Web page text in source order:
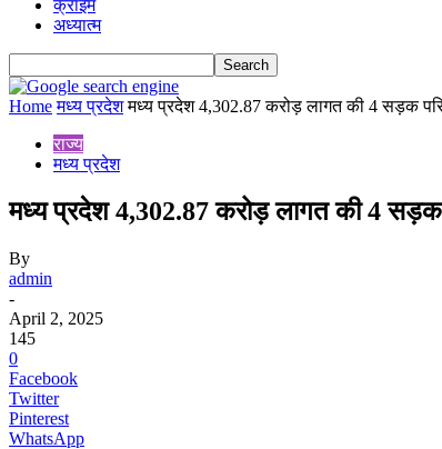
क्राइम
अध्यात्म
Home मध्य प्रदेश मध्य प्रदेश 4,302.87 करोड़ लागत की 4 सड़क
राज्य
मध्य प्रदेश
मध्य प्रदेश 4,302.87 करोड़ लागत की 4 सड़क
By
admin
-
April 2, 2025
145
0
Facebook
Twitter
Pinterest
WhatsApp